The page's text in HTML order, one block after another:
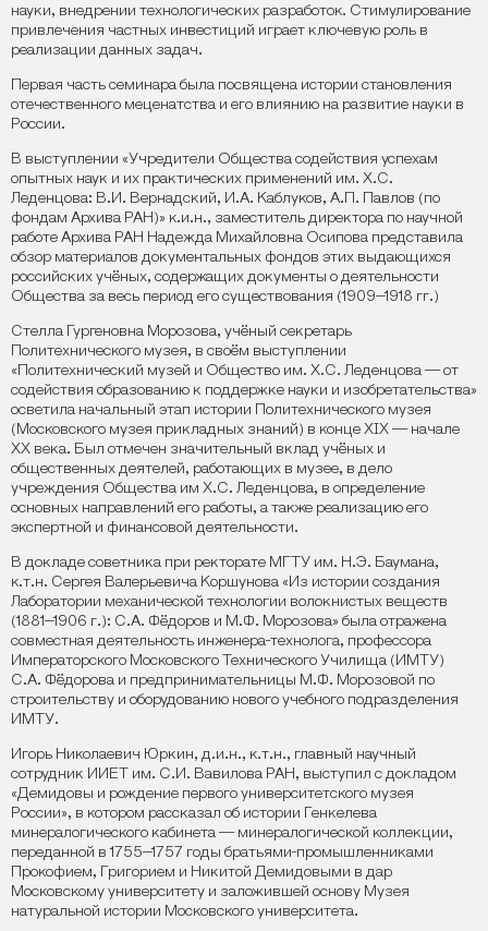
науки, внедрении технологических разработок. Стимулирование
привлечения частных инвестиций играет ключевую роль в
реализации данных задач.
Первая часть семинара была посвящена истории становления
отечественного меценатства и его влиянию на развитие науки в
России.
В выступлении «Учредители Общества содействия успехам
опытных наук и их практических применений им. Х.С.
Леденцова: В.И. Вернадский, И.А. Каблуков, А.П. Павлов (по
фондам Архива РАН)» к.и.н., заместитель директора по научной
работе Архива РАН Надежда Михайловна Осипова представила
обзор материалов документальных фондов этих выдающихся
российских учёных, содержащих документы о деятельности
Общества за весь период его существования (1909–1918 гг.)
Стелла Гургеновна Морозова, учёный секретарь
Политехнического музея, в своём выступлении
«Политехнический музей и Общество им. Х.С. Леденцова — от
содействия образованию к поддержке науки и изобретательства»
осветила начальный этап истории Политехнического музея
(Московского музея прикладных знаний) в конце XIX — начале
XX века. Был отмечен значительный вклад учёных и
общественных деятелей, работающих в музее, в дело
учреждения Общества им Х.С. Леденцова, в определение
основных направлений его работы, а также реализацию его
экспертной и финансовой деятельности.
В докладе советника при ректорате МГТУ им. Н.Э. Баумана,
к.т.н. Сергея Валерьевича Коршунова «Из истории создания
Лаборатории механической технологии волокнистых веществ
(1881–1906 г.): С.А. Фёдоров и М.Ф. Морозова» была отражена
совместная деятельность инженера-технолога, профессора
Императорского Московского Технического Училища (ИМТУ)
С.А. Фёдорова и предпринимательницы М.Ф. Морозовой по
строительству и оборудованию нового учебного подразделения
ИМТУ.
Игорь Николаевич Юркин, д.и.н., к.т.н., главный научный
сотрудник ИИЕТ им. С.И. Вавилова РАН, выступил с докладом
«Демидовы и рождение первого университетского музея
России», в котором рассказал об истории Генкелева
минералогического кабинета — минералогической коллекции,
переданной в 1755–1757 годы братьями-промышленниками
Прокофием, Григорием и Никитой Демидовыми в дар
Московскому университету и заложившей основу Музея
натуральной истории Московского университета.